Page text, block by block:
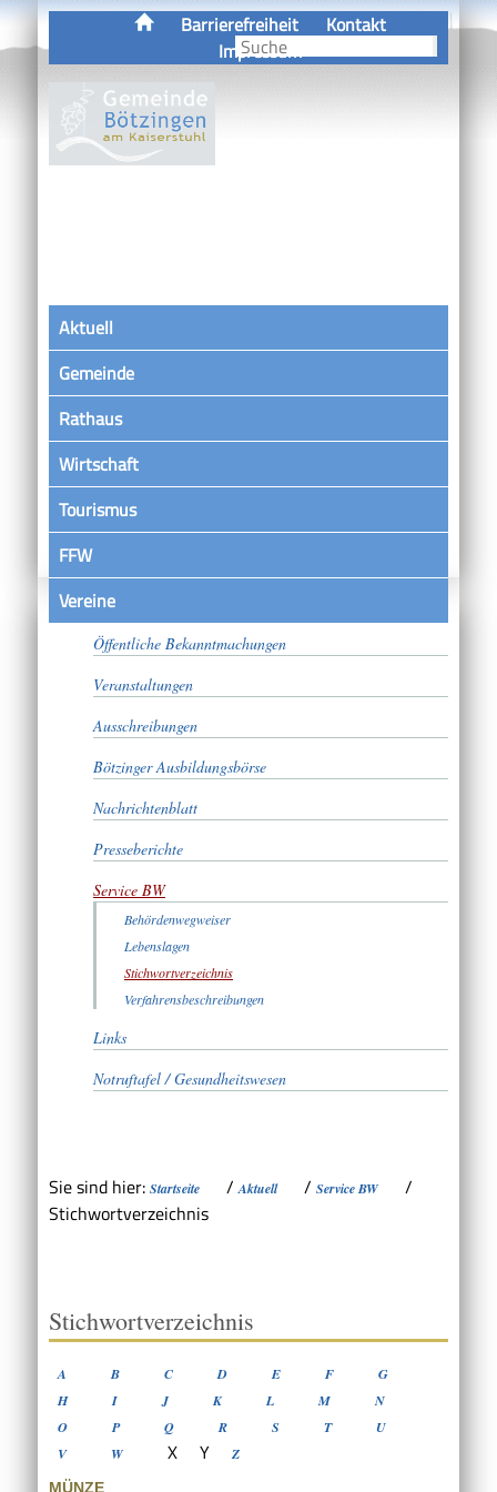
Barrierefreiheit
Kontakt
Impressum
Aktuell
Gemeinde
Rathaus
Wirtschaft
Tourismus
FFW
VereineSatzungen
Öffentliche Bekanntmachungen
Veranstaltungen
Ausschreibungen
Bötzinger Ausbildungsbörse
Nachrichtenblatt
Presseberichte
Service BW
Behördenwegweiser
Lebenslagen
Stichwortverzeichnis
Verfahrensbeschreibungen
Links
Notruftafel / Gesundheitswesen
Sie sind hier: Startseite /Aktuell / Service BW
/
Stichwortverzeichnis
Stichwortverzeichnis
A B C D E F
G
H
I J K L M
N
O
P Q R S T
U
V
W X Y Z
MÜNZE